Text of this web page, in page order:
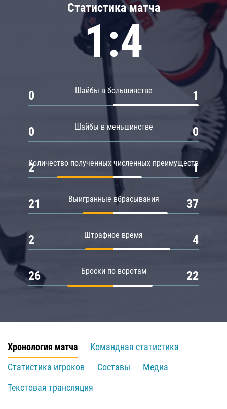
Статистика матча
1:4
Шайбы в большинстве
0 1
Шайбы в меньшинстве
0 0
Количество полученных численных преимуществ
2 1
Выигранные вбрасывания
21 37
Штрафное время
2 4
Броски по воротам
26 22
Хронология матча
Командная статистика
Статистика игроков
Составы
Медиа
Текстовая трансляция